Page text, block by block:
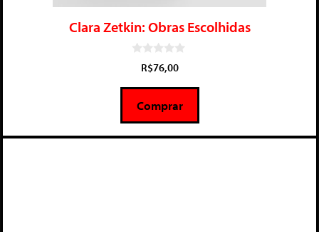
Clara Zetkin: Obras Escolhidas
5
R$76,00
Comprar